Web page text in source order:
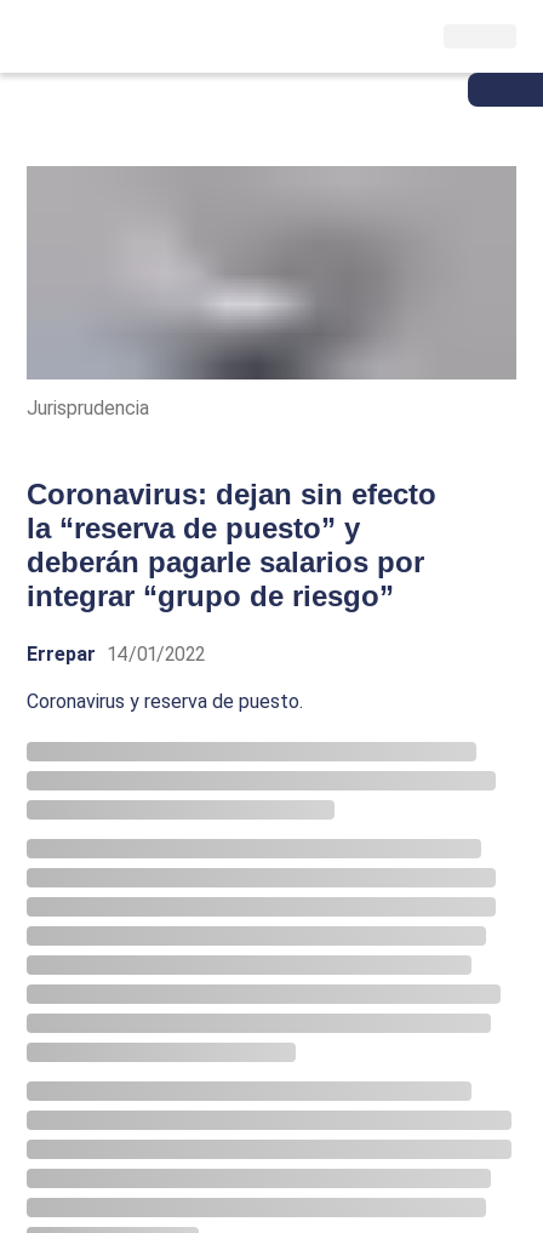
Jurisprudencia
Coronavirus: dejan sin efecto
la “reserva de puesto” y
deberán pagarle salarios por
integrar “grupo de riesgo”
Errepar 14/01/2022
Coronavirus y reserva de puesto.